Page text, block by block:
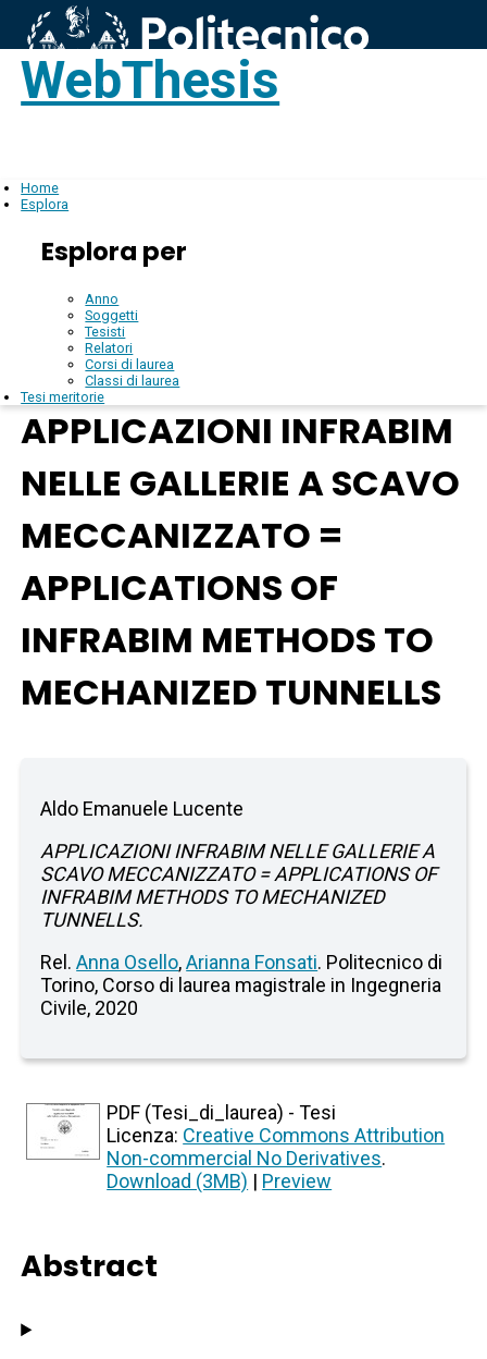
WebThesis
Home
Esplora
Esplora per
Anno
Soggetti
Tesisti
Relatori
Corsi di laurea
Classi di laurea
Tesi meritorie
APPLICAZIONI INFRABIM
NELLE GALLERIE A SCAVO
MECCANIZZATO =
APPLICATIONS OF
INFRABIM METHODS TO
MECHANIZED TUNNELLS
Aldo Emanuele Lucente
APPLICAZIONI INFRABIM NELLE GALLERIE A
SCAVO MECCANIZZATO = APPLICATIONS OF
INFRABIM METHODS TO MECHANIZED
TUNNELLS.
Rel.Anna Osello,Arianna Fonsati. Politecnico di
Torino, Corso di laurea magistrale in Ingegneria
Civile, 2020
PDF (Tesi_di_laurea) - Tesi
Licenza: Creative Commons Attribution
Non-commercial No Derivatives.
Download (3MB) | Preview
Abstract